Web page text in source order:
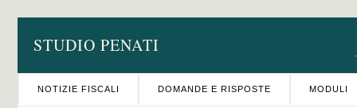
STUDIO PENATI
NOTIZIE FISCALI DOMANDE E RISPOSTE MODULI